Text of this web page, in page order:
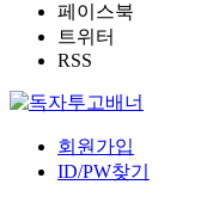
페이스북
트위터
RSS
회원가입
ID/PW찾기